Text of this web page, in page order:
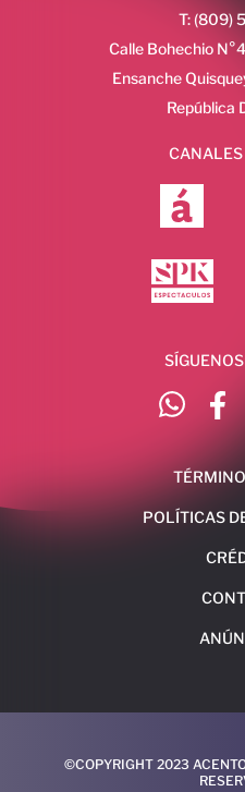
T: (809)
Calle Bohechio
Ensanche
República
CANALES
POLÍTICAS
©COPYRIGHT 2023